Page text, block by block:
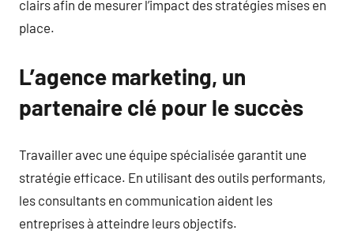
clairs afin de mesurer l’impact des stratégies mises en
place.
L’agence marketing, un
partenaire clé pour le succès
Travailler avec une équipe spécialisée garantit une
stratégie efficace. En utilisant des outils performants,
les consultants en communication aident les
entreprises à atteindre leurs objectifs.